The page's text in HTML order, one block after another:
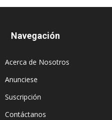
Navegación
Acerca de Nosotros
Anunciese
Suscripción
Contáctanos